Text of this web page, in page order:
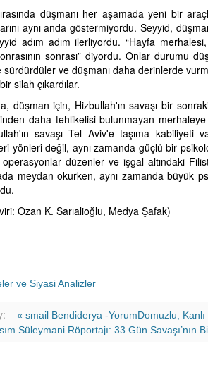
düşmanı her aşamada yeni bir
aynı anda göstermiyordu. Seyyid,
adım adım ilerliyordu. “Hayfa
sonrası” diyordu. Onlar durumu
ve düşmanı daha derinlerde
silah çıkardılar.
düşman için, Hizbullah'ın savaşı bir
daha tehlikelisi bulunmayan
savaşı Tel Aviv'e taşıma kabiliyeti
yönleri değil, aynı zamanda güçlü bir
düzenler ve işgal altındaki
meydan okurken, aynı zamanda büyük
Ozan K. Sarıalioğlu, Medya Şafak)
ve Siyasi Analizler
« smail Bendiderya -YorumDomuzlu,
Süleymani Röportajı: 33 Gün Savaşı’nın